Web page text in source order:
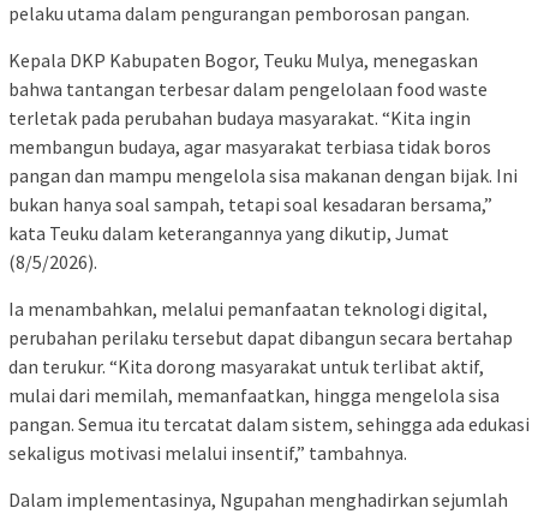
pelaku utama dalam pengurangan pemborosan pangan.
Kepala DKP Kabupaten Bogor, Teuku Mulya, menegaskan
bahwa tantangan terbesar dalam pengelolaan food waste
terletak pada perubahan budaya masyarakat. “Kita ingin
membangun budaya, agar masyarakat terbiasa tidak boros
pangan dan mampu mengelola sisa makanan dengan bijak. Ini
bukan hanya soal sampah, tetapi soal kesadaran bersama,”
kata Teuku dalam keterangannya yang dikutip, Jumat
(8/5/2026).
Ia menambahkan, melalui pemanfaatan teknologi digital,
perubahan perilaku tersebut dapat dibangun secara bertahap
dan terukur. “Kita dorong masyarakat untuk terlibat aktif,
mulai dari memilah, memanfaatkan, hingga mengelola sisa
pangan. Semua itu tercatat dalam sistem, sehingga ada edukasi
sekaligus motivasi melalui insentif,” tambahnya.
Dalam implementasinya, Ngupahan menghadirkan sejumlah